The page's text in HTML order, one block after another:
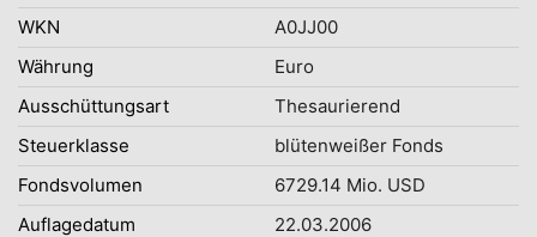
WKN
A0JJ00
Währung
Euro
Ausschüttungsart
Thesaurierend
Steuerklasse
blütenweißer Fonds
Fondsvolumen
6729.14 Mio. USD
Auflagedatum
22.03.2006